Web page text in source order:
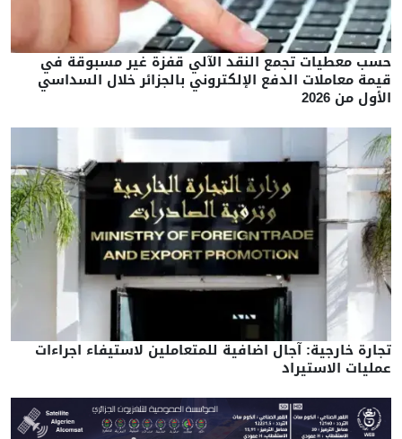
حسب معطيات تجمع النقد الآلي قفزة غير مسبوقة في
قيمة معاملات الدفع الإلكتروني بالجزائر خلال السداسي
الأول من 2026
تجارة خارجية: آجال اضافية للمتعاملين لاستيفاء اجراءات
عمليات الاستيراد